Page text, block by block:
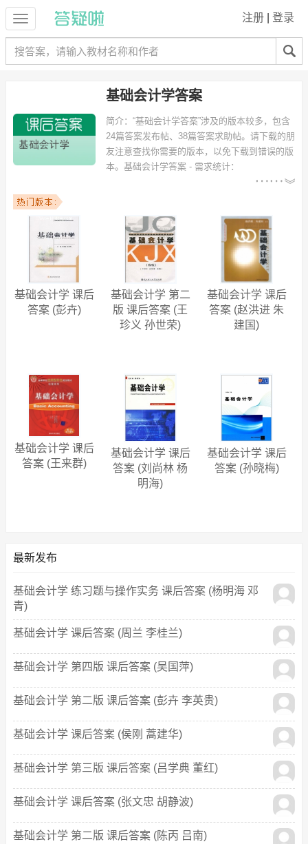
注册 登录
基础会计学答案
简介： “基础会计学答案”涉及的版本较多，包含
24篇答案发布帖、38篇答案求助帖。请下载的朋
友注意查找你需要的版本，以免下载到错误的版
本。 基础会计学答案 - 需求统计：
：国际经济与贸易、财务管理、信息
管理与信息系统、工商管理、物流管理、市场营销、会计学（注册会计
师方向）、电子商务、人力资源管理、工程管理 等专业。
基础会计学答案：广东工业大学、西北大学、上
海理工大学、上海电力学院、湖北经济学院、湖南大学、湖南农业大
学、湖南科技大学、深圳大学、广西科技大学 等。
基础会计学 课后
答案 (彭卉)
基础会计学 第二
版 课后答案 (王
珍义 孙世荣)
基础会计学 课后
答案 (赵洪进 朱
建国)
基础会计学 课后
答案 (王来群)
基础会计学 课后
答案 (刘尚林 杨
明海)
基础会计学 课后
答案 (孙晓梅)
最新发布
基础会计学 练习题与操作实务 课后答案 (杨明海 邓
青)
基础会计学 课后答案 (周兰 李桂兰)
基础会计学 第四版 课后答案 (吴国萍)
基础会计学 第二版 课后答案 (彭卉 李英贵)
基础会计学 课后答案 (侯刚 蒿建华)
基础会计学 第三版 课后答案 (吕学典 董红)
基础会计学 课后答案 (张文忠 胡静波)
基础会计学 第二版 课后答案 (陈丙 吕南)